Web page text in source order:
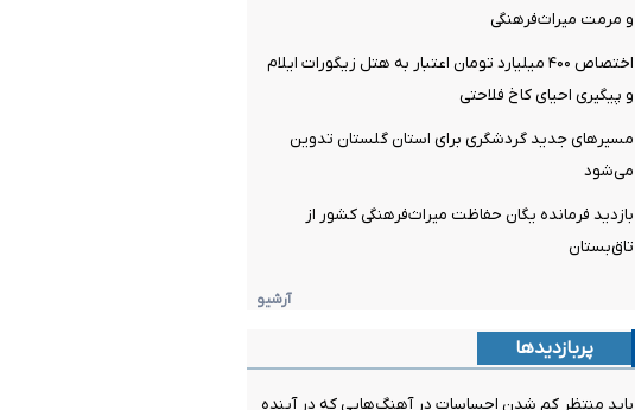
و مرمت میراث‌فرهنگی
اختصاص ۴۰۰ میلیارد تومان اعتبار به هتل زیگورات ایلام
و پیگیری احیای کاخ فلاحتی
مسیرهای جدید گردشگری برای استان گلستان تدوین
می‌شود
بازدید فرمانده یگان حفاظت میراث‌فرهنگی کشور از
تاق‌بستان
آرشیو
پربازدیدها
باید منتظر کم شدن احساسات در آهنگ‌هایی که در آینده